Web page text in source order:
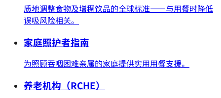
质地调整食物及增稠饮品的全球标准——与用餐时降低
误吸风险相关。
家庭照护者指南
为照顾吞咽困难亲属的家庭提供实用用餐支援。
养老机构（RCHE）